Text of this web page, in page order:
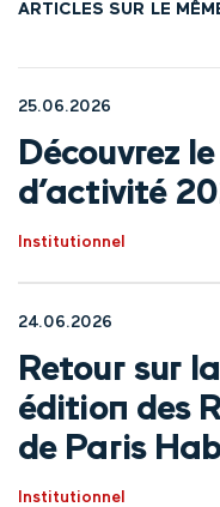
ARTICLES SUR LE
25.06.2026
Découvrez
d’activité
Institutionnel
24.06.2026
Retour sur
édition des
de Paris
Institutionnel